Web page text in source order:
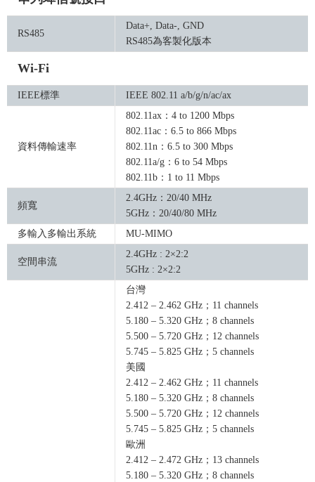
RS485
Data+, Data-, GND
RS485為客製化版本
Wi-Fi
IEEE標準 IEEE 802.11 a/b/g/n/ac/ax
資料傳輸速率
802.11ax：4 to 1200 Mbps
802.11ac：6.5 to 866 Mbps
802.11n：6.5 to 300 Mbps
802.11a/g：6 to 54 Mbps
802.11b：1 to 11 Mbps
頻寬
2.4GHz：20/40 MHz
5GHz：20/40/80 MHz
多輸入多輸出系統
MU-MIMO
空間串流
2.4GHz : 2×2:2
5GHz : 2×2:2
台灣
2.412 – 2.462 GHz；11 channels
5.180 – 5.320 GHz；8 channels
5.500 – 5.720 GHz；12 channels
5.745 – 5.825 GHz；5 channels
美國
2.412 – 2.462 GHz；11 channels
5.180 – 5.320 GHz；8 channels
5.500 – 5.720 GHz；12 channels
5.745 – 5.825 GHz；5 channels
歐洲
2.412 – 2.472 GHz；13 channels
5.180 – 5.320 GHz；8 channels